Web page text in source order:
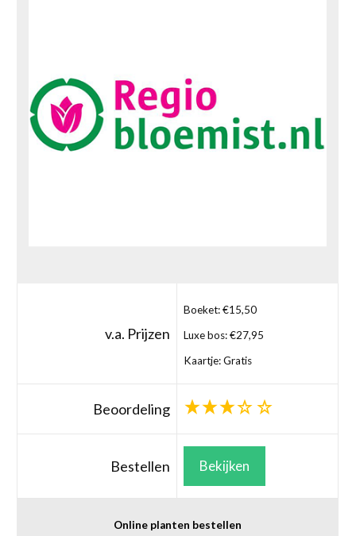
v.a. Prijzen
Boeket: €15,50
Luxe bos: €27,95
Kaartje: Gratis
Beoordeling
Bestellen Bekijken
Online planten bestellen